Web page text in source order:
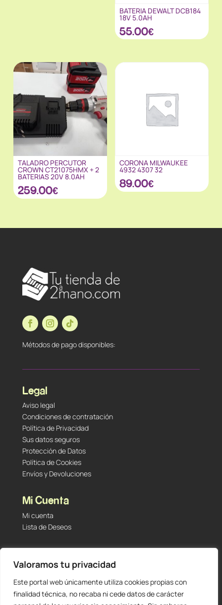
Valoramos tu privacidad
Este portal web únicamente utiliza cookies propias con
finalidad técnica, no recaba ni cede datos de carácter
BATERIA DEWALT DCB184
18V 5.0AH
55.00€
TALADRO PERCUTOR
CROWN CT21075HMX + 2
BATERIAS 20V 8.0AH
259.00€
CORONA MILWAUKEE
4932 4307 32
89.00€
Métodos de pago disponibles:
Legal
Aviso legal
Condiciones de contratación
Política de Privacidad
Sus datos seguros
Protección de Datos
Política de Cookies
Envíos y Devoluciones
Mi Cuenta
Mi cuenta
Lista de Deseos
Tu Tienda de Segunda Mano, Sambara #101 (Madrid,
28027 – España)
912 60 05 55 |+34 601 23 09 14
info@staging.tutiendadesegundamano.com